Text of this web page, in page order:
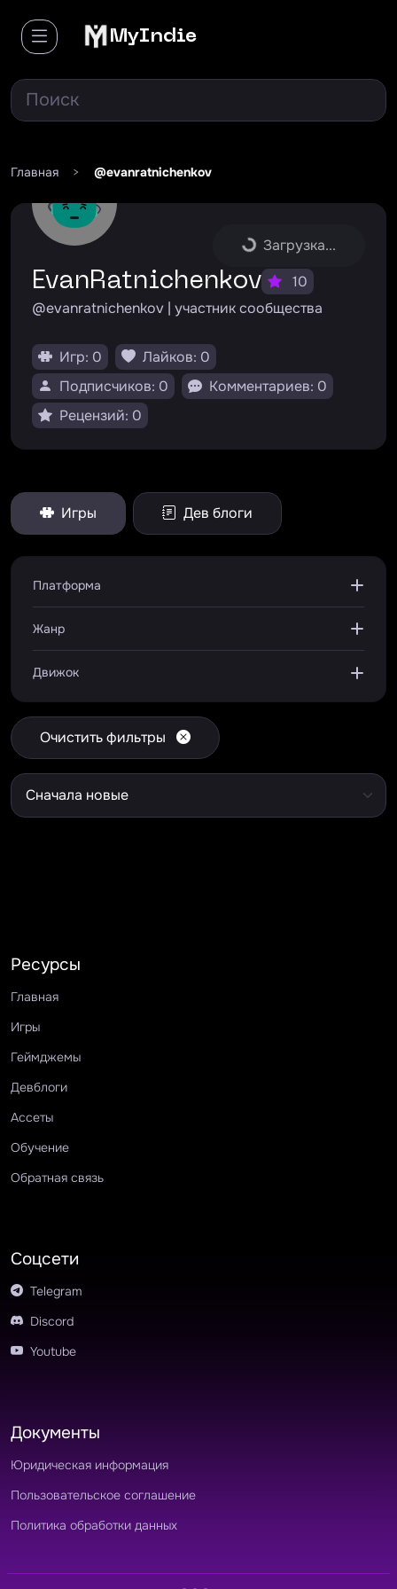
MyIndie
Главная > @evanratnichenkov
Загрузка...
EvanRatnichenkov
10
@evanratnichenkov | участник сообщества
Игр: 0
Лайков: 0
Подписчиков: 0
Комментариев: 0
Рецензий: 0
Игры Дев блоги
Платформа
Жанр
Движок
Очистить фильтры
Ресурсы
Главная
Игры
Геймджемы
Девблоги
Ассеты
Обучение
Обратная связь
Соцсети
Telegram
Discord
Youtube
Документы
Юридическая информация
Пользовательское соглашение
Политика обработки данных